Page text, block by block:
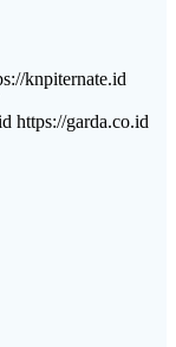
knpiternate.id
https://garda.co.id